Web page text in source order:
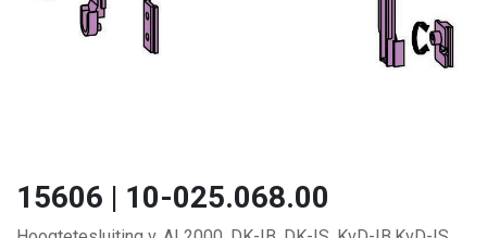
15606 | 10-025.068.00